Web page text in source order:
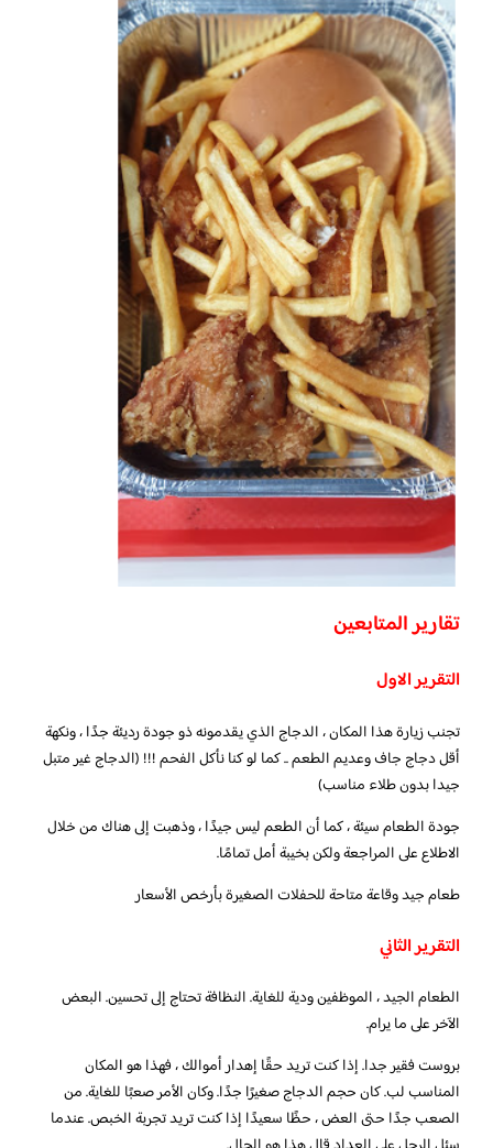
تقارير المتابعين
التقرير الاول
تجنب زيارة هذا المكان ، الدجاج الذي يقدمونه ذو جودة رديئة جدًا ، ونكهة
أقل دجاج جاف وعديم الطعم .. كما لو كنا نأكل الفحم !!! (الدجاج غير متبل
جيدا بدون طلاء مناسب)
جودة الطعام سيئة ، كما أن الطعم ليس جيدًا ، وذهبت إلى هناك من خلال
الاطلاع على المراجعة ولكن بخيبة أمل تمامًا.
طعام جيد وقاعة متاحة للحفلات الصغيرة بأرخص الأسعار
التقرير الثاني
الطعام الجيد ، الموظفين ودية للغاية. النظافة تحتاج إلى تحسين. البعض
الآخر على ما يرام.
بروست فقير جدا. إذا كنت تريد حقًا إهدار أموالك ، فهذا هو المكان
المناسب لب. كان حجم الدجاج صغيرًا جدًا. وكان الأمر صعبًا للغاية. من
الصعب جدًا حتى العض ، حظًا سعيدًا إذا كنت تريد تجربة الخبص. عندما